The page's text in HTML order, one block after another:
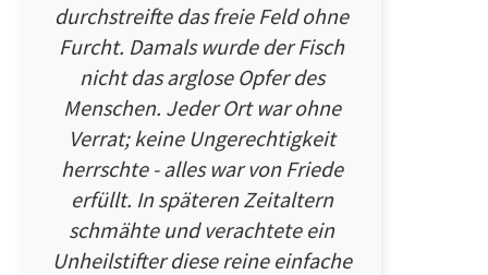
durchstreifte das freie Feld ohne
Furcht. Damals wurde der Fisch
nicht das arglose Opfer des
Menschen. Jeder Ort war ohne
Verrat; keine Ungerechtigkeit
herrschte - alles war von Friede
erfüllt. In späteren Zeitaltern
schmähte und verachtete ein
Unheilstifter diese reine einfache